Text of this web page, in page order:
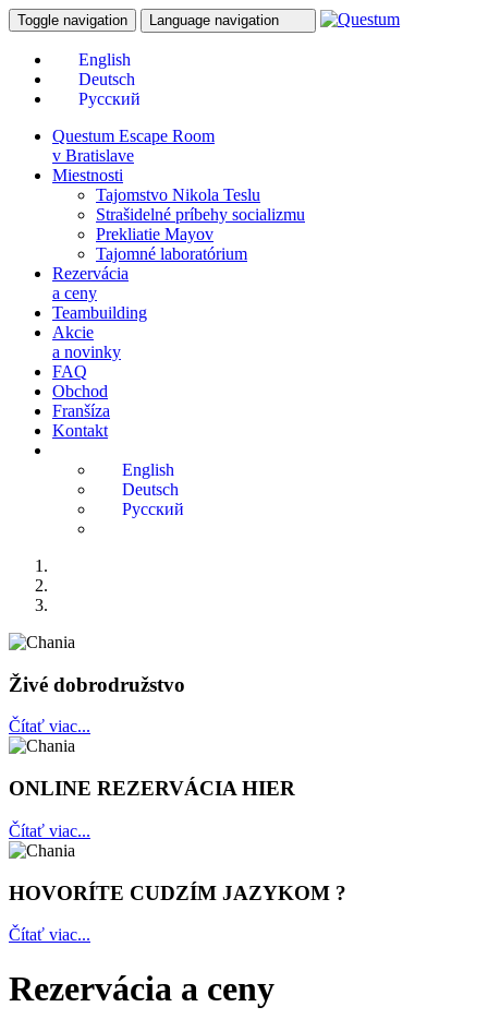
Toggle navigation Language navigation
Questum Escape Room
v Bratislave
Miestnosti
Tajomstvo Nikola Teslu
Strašidelné príbehy socializmu
Prekliatie Mayov
Tajomné laboratórium
Rezervácia
a ceny
Teambuilding
Akcie
a novinky
FAQ
Obchod
Franšíza
Kontakt
Živé dobrodružstvo
Čítať viac...
ONLINE REZERVÁCIA HIER
Čítať viac...
HOVORÍTE CUDZÍM JAZYKOM ?
Čítať viac...
Rezervácia a ceny